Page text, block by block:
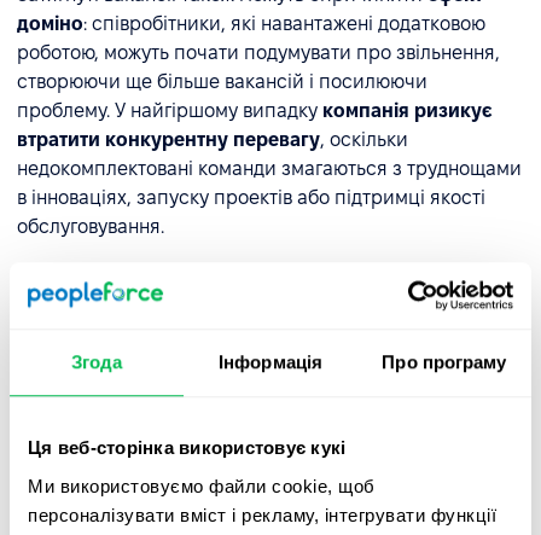
Згода Інформація Про програму
Ця веб-сторінка використовує кукі
Ми використовуємо файли cookie, щоб
персоналізувати вміст і рекламу, інтегрувати функції
доміно: співробітники, які навантажені додатковою
роботою, можуть почати подумувати про звільнення,
створюючи ще більше вакансій і посилюючи
проблему. У найгіршому випадку компанія ризикує
втратити конкурентну перевагу, оскільки
недокомплектовані команди змагаються з труднощами
в інноваціях, запуску проектів або підтримці якості
обслуговування.
балансування швидкого найму з підтримкою
обов'язки.
Як платформи HR
допомагають керувати
вакансіями?